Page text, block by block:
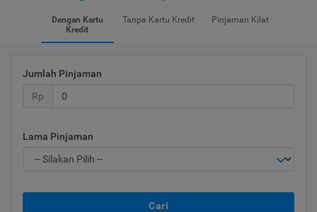
Dengan Kartu
Kredit
Tanpa Kartu Kredit Pinjaman Kilat
Jumlah Pinjaman
Rp
Lama Pinjaman
Cari